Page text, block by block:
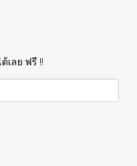
ลย ฟรี !!